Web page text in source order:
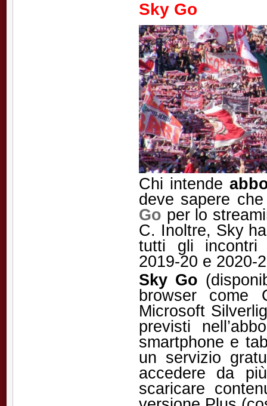
Sky Go
Chi intende
deve sapere
Go per lo
C. Inoltre, Sky
tutti gli incontri
2019-20 e 2020-
Sky Go
browser come
Microsoft
previsti
smartphone e
un servizio
accedere da
scaricare